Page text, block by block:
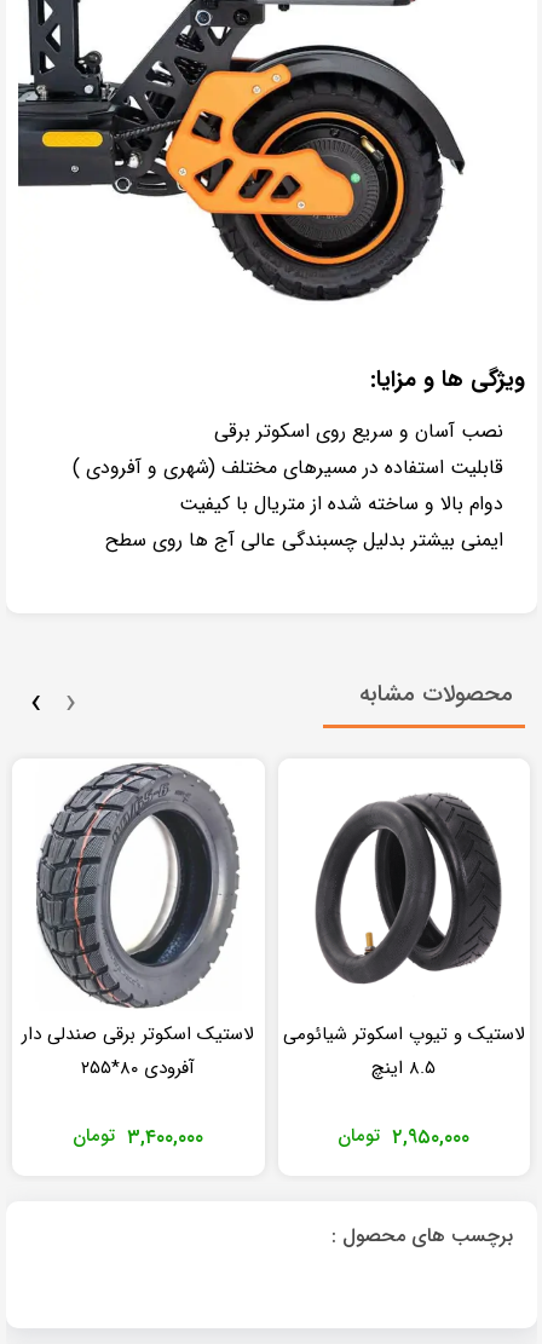
ویژگی ها و مزایا:
نصب آسان و سریع روی اسکوتر برقی
قابلیت استفاده در مسیرهای مختلف (شهری و آفرودی )
دوام بالا و ساخته شده از متریال با کیفیت
ایمنی بیشتر بدلیل چسبندگی عالی آج ها روی سطح
محصولات مشابه
لاستیک و تیوپ اسکوتر شیائومی
۸.۵ اینچ
۲,۹۵۰,۰۰۰ تومان
لاستیک اسکوتر برقی صندلی دار
آفرودی ۸۰*۲۵۵
۳,۴۰۰,۰۰۰ تومان
‹
›
برچسب های محصول :